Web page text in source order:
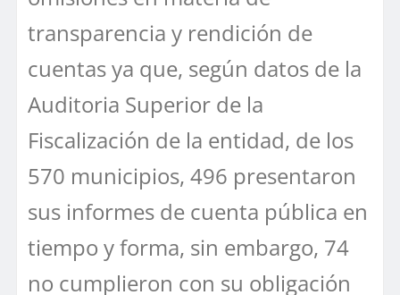
transparencia y rendición de
cuentas ya que, según datos de la
Auditoria Superior de la
Fiscalización de la entidad, de los
570 municipios, 496 presentaron
sus informes de cuenta pública en
tiempo y forma, sin embargo, 74
no cumplieron con su obligación